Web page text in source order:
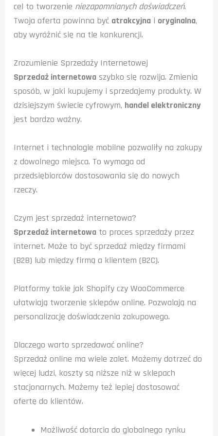
cel to tworzenie niezapomnianych doświadczeń.
Twoja oferta powinna być atrakcyjna i oryginalna,
aby wyróżnić się na tle konkurencji.
Zrozumienie Sprzedaży Internetowej
Sprzedaż internetowa szybko się rozwija. Zmienia
sposób, w jaki kupujemy i sprzedajemy produkty. W
dzisiejszym świecie cyfrowym, handel elektroniczny
jest bardzo ważny.
Internet i technologie mobilne pozwoliły na zakupy
z dowolnego miejsca. To wymaga od
przedsiębiorców dostosowania się do nowych
rzeczy.
Czym jest sprzedaż internetowa?
Sprzedaż internetowa to proces sprzedaży przez
internet. Może to być sprzedaż między firmami
(B2B) lub między firmą a klientem (B2C).
Platformy takie jak Shopify czy WooCommerce
ułatwiają tworzenie sklepów online. Pozwalają na
personalizację doświadczenia zakupowego.
Dlaczego warto sprzedawać online?
Sprzedaż online ma wiele zalet. Możemy dotrzeć do
więcej ludzi, koszty są niższe niż w sklepach
stacjonarnych. Możemy też lepiej dostosować
ofertę do klientów.
Możliwość dotarcia do globalnego rynku